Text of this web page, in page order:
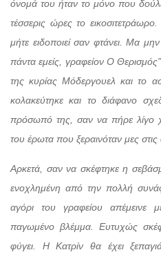
όνομά του ήταν το μόνο που
τέσσερις ώρες το
μήτε ειδοποιεί σαν φτάνει. Μα
πάντα εμείς, γραφείον Ο
της κυρίας Μόδεργουελ και το
κολακεύτηκε και το διάφανο
πρόσωπό της, σαν να πήρε λίγο
του έρωτα που ξεραινόταν μες στις
Αρκετά, σαν να σκέφτηκε η
ενοχλημένη από την πολλή
αγόρι του γραφείου απέμεινε
παγωμένο βλέμμα. Ευτυχώς
φύγει. Η Κατρίν θα έχει